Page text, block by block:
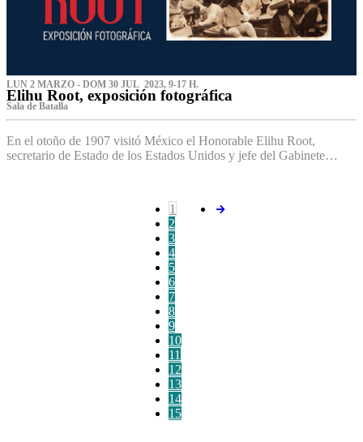
LUN 2 MARZO - DOM 30 JUL 2023, 9-17 H.
Elihu Root, exposición fotográfica
Sala de Batalla
En el otoño de 1907 visitó México el Honorable Elihu Root,
secretario de Estado de los Estados Unidos y jefe del Gabinete…
1
2
3
4
5
6
7
8
9
10
11
12
13
14
15